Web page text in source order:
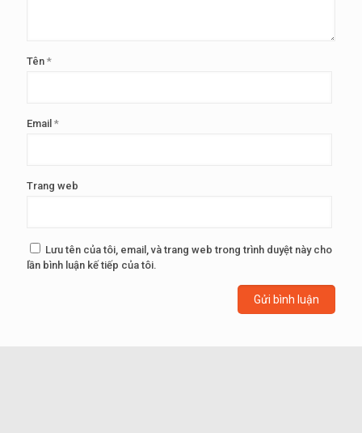
Tên *
Email *
Trang web
Lưu tên của tôi, email, và trang web trong trình duyệt này cho
lần bình luận kế tiếp của tôi.